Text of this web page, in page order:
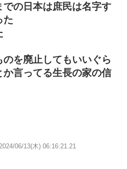
の日本は庶民は名字す
た
を廃止してもいいぐら
言ってる生長の家の信
2024/06/13(木) 06:16:21.21